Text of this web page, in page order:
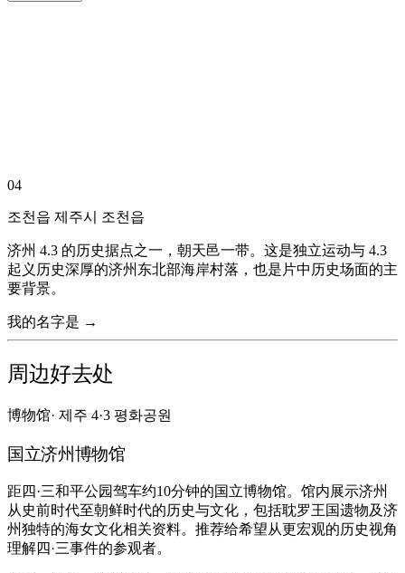
04
조천읍 제주시 조천읍
济州 4.3 的历史据点之一，朝天邑一带。这是独立运动与 4.3
起义历史深厚的济州东北部海岸村落，也是片中历史场面的主
要背景。
我的名字是 →
周边好去处
博物馆· 제주 4·3 평화공원
国立济州博物馆
距四·三和平公园驾车约10分钟的国立博物馆。馆内展示济州
从史前时代至朝鲜时代的历史与文化，包括耽罗王国遗物及济
州独特的海女文化相关资料。推荐给希望从更宏观的历史视角
理解四·三事件的参观者。